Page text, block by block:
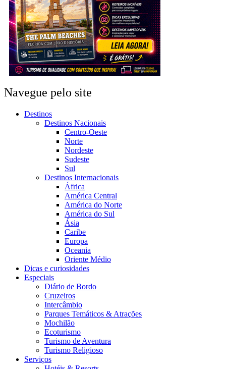
Navegue pelo site
Destinos
Destinos Nacionais
Centro-Oeste
Norte
Nordeste
Sudeste
Sul
Destinos Internacionais
África
América Central
América do Norte
América do Sul
Ásia
Caribe
Europa
Oceania
Oriente Médio
Dicas e curiosidades
Especiais
Diário de Bordo
Cruzeiros
Intercâmbio
Parques Temáticos & Atrações
Mochilão
Ecoturismo
Turismo de Aventura
Turismo Religioso
Serviços